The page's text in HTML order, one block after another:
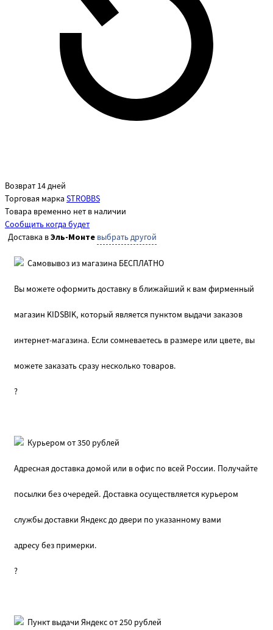
Возврат 14 дней
Торговая марка STROBBS
Товара временно нет в наличии
Сообщить когда будет
Доставка вЭль-Монте выбрать другой
Самовывоз из магазина БЕСПЛАТНО
Вы можете оформить доставку в ближайший к вам фирменный
магазин KIDSBIK, который является пунктом выдачи заказов
интернет-магазина. Если сомневаетесь в размере или цвете, вы
можете заказать сразу несколько товаров.
?
Курьером от 350 рублей
Адресная доставка домой или в офис по всей России. Получайте
посылки без очередей. Доставка осуществляется курьером
службы доставки Яндекс до двери по указанному вами
адресу без примерки.
?
Пункт выдачи Яндекс от 250 рублей